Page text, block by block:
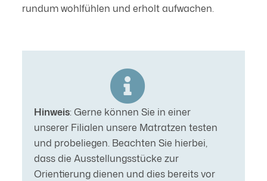
rundum wohlfühlen und erholt aufwachen.
Hinweis: Gerne können Sie in einer
unserer Filialen unsere Matratzen testen
und probeliegen. Beachten Sie hierbei,
dass die Ausstellungsstücke zur
Orientierung dienen und dies bereits vor